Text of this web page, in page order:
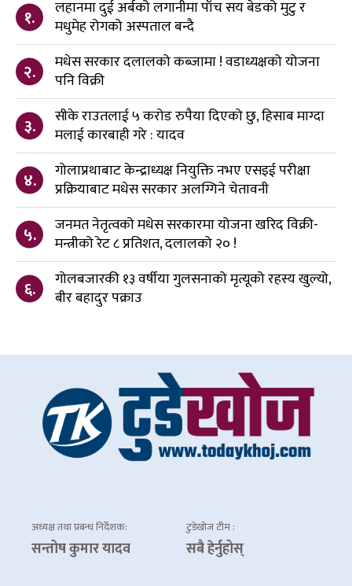
१.
लहानमा दुई अर्बको लगानीमा पाँच सय बेडको मुटु र
मधुमेह रोगको अस्पताल बन्दै
२.
मधेस सरकार दलालको कब्जामा ! वडाध्यक्षको योजना
पनि विक्री
३.
सीके राउतलाई ५ करोड रुपैया दिएको छु, हिसाब माग्दा
मलाई कारबाही गरे : यादव
४.
गोलाप्रथाबाट केन्द्राध्यक्ष नियुक्ति नभए एसइई परीक्षा
प्रक्रियाबाट मधेस सरकार अलग्गिने चेतावनी
५.
जनमत नेतृत्वको मधेस सरकारमा योजना खरिद विक्री-
मन्त्रीको रेट ८ प्रतिशत, दलालको २० !
६.
गोलबजारकी १३ वर्षीया गुलसनाको मृत्यूको रहस्य खुल्यो,
बीर बहादुर पक्राउ
अध्यक्ष तथा प्रबन्ध निर्देशक:
सन्तोष कुमार यादव
टुडेखोज टीम :
सबै हेर्नुहोस्